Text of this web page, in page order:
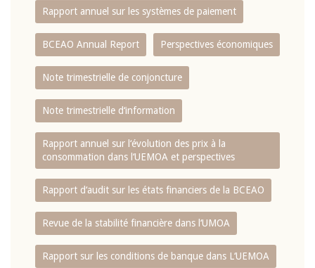
Rapport annuel sur les systèmes de paiement
BCEAO Annual Report Perspectives économiques
Note trimestrielle de conjoncture
Note trimestrielle d‘information
Rapport annuel sur l‘évolution des prix à la
consommation dans l‘UEMOA et perspectives
Rapport d‘audit sur les états financiers de la BCEAO
Revue de la stabilité financière dans l‘UMOA
Rapport sur les conditions de banque dans L‘UEMOA